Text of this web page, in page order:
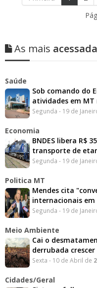
As mais
Saúde
Sob comando do
atividades em MT
Segunda - 19 de
Economia
BNDES libera R$
transporte de
Segunda - 19 de
Politica MT
Mendes cita
internacionais em
Segunda - 19 de
Meio Ambiente
Cai o
derrubada crescer
Sexta - 10 de Abril de
Cidades/Geral